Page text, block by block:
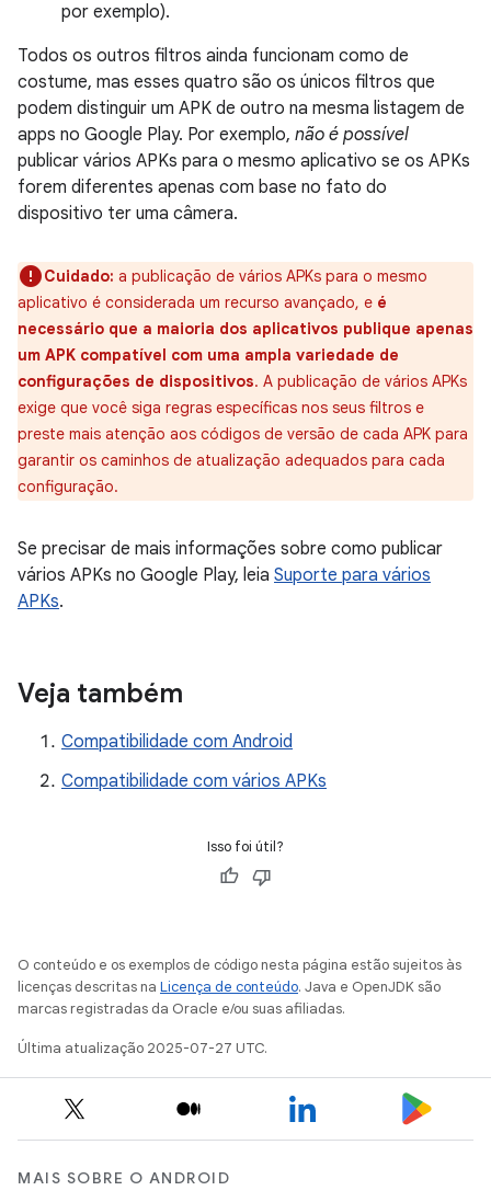
por exemplo).
Todos os outros filtros ainda funcionam como de
costume, mas esses quatro são os únicos filtros que
podem distinguir um APK de outro na mesma listagem de
apps no Google Play. Por exemplo, não é possível
publicar vários APKs para o mesmo aplicativo se os APKs
forem diferentes apenas com base no fato do
dispositivo ter uma câmera.
Cuidado: a publicação de vários APKs para o mesmo
aplicativo é considerada um recurso avançado, e é
necessário que a maioria dos aplicativos publique apenas
um APK compatível com uma ampla variedade de
configurações de dispositivos. A publicação de vários APKs
exige que você siga regras específicas nos seus filtros e
preste mais atenção aos códigos de versão de cada APK para
garantir os caminhos de atualização adequados para cada
configuração.
Se precisar de mais informações sobre como publicar
vários APKs no Google Play, leia Suporte para vários
APKs.
Veja também
Compatibilidade com Android
Compatibilidade com vários APKs
Isso foi útil?
O conteúdo e os exemplos de código nesta página estão sujeitos às
licenças descritas na Licença de conteúdo. Java e OpenJDK são
marcas registradas da Oracle e/ou suas afiliadas.
Última atualização 2025-07-27 UTC.
MAIS SOBRE O ANDROID